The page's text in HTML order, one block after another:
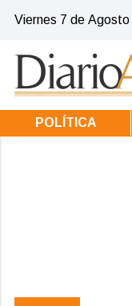
Viernes 7 de Agosto
POLÍTICA